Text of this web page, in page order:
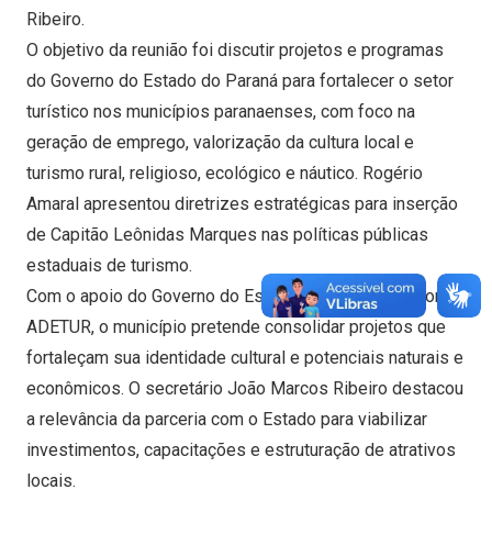
Ribeiro.
O objetivo da reunião foi discutir projetos e programas
do Governo do Estado do Paraná para fortalecer o setor
turístico nos municípios paranaenses, com foco na
geração de emprego, valorização da cultura local e
turismo rural, religioso, ecológico e náutico. Rogério
Amaral apresentou diretrizes estratégicas para inserção
de Capitão Leônidas Marques nas políticas públicas
estaduais de turismo.
Com o apoio do Governo do Estado e a articulação com a
ADETUR, o município pretende consolidar projetos que
fortaleçam sua identidade cultural e potenciais naturais e
econômicos. O secretário João Marcos Ribeiro destacou
a relevância da parceria com o Estado para viabilizar
investimentos, capacitações e estruturação de atrativos
locais.